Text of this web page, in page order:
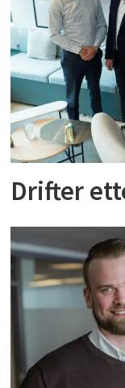
Drifter